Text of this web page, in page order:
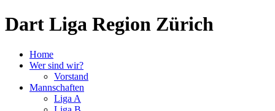
Dart Liga Region Zürich
Home
Wer sind wir?
Vorstand
Mannschaften
Liga A